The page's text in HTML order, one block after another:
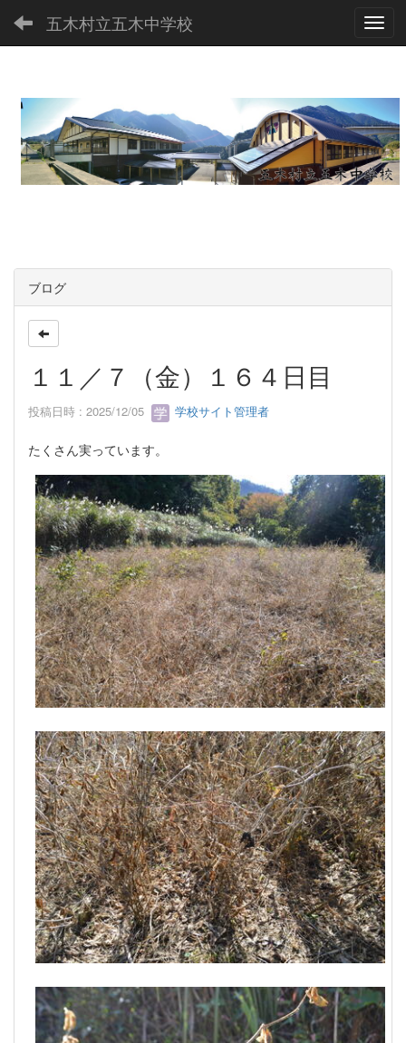
五木村立五木中学校
ブログ
１１／７（金）１６４日目
投稿日時 : 2025/12/05 学校サイト管理者
たくさん実っています。